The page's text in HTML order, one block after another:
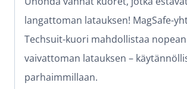
langattoman latauksen! MagSafe-
Techsuit-kuori mahdollistaa
vaivattoman latauksen –
parhaimmillaan.